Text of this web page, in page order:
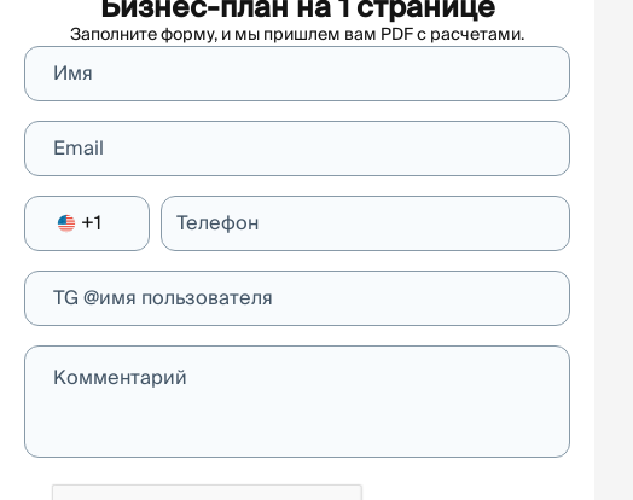
Заполните форму, и мы пришлем вам PDF с расчетами.
Имя
Email
+1 Телефон
TG @имя пользователя
Комментарий